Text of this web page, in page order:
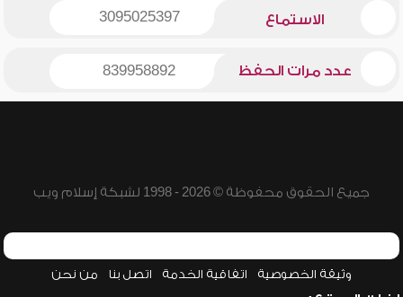
الاستماع 3095025397
عدد مرات الحفظ 839958892
جميع الحقوق محفوظة © 2026 - 1998 لشبكة إسلام ويب
وثيقة الخصوصية اتفاقية الخدمة اتصل بنا من نحن